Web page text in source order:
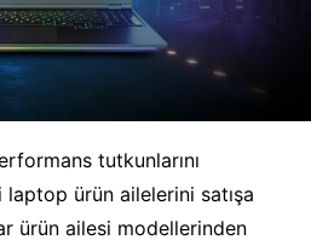
tutkunlarını
laptop ürün ailelerini satışa
ürün ailesi modellerinden